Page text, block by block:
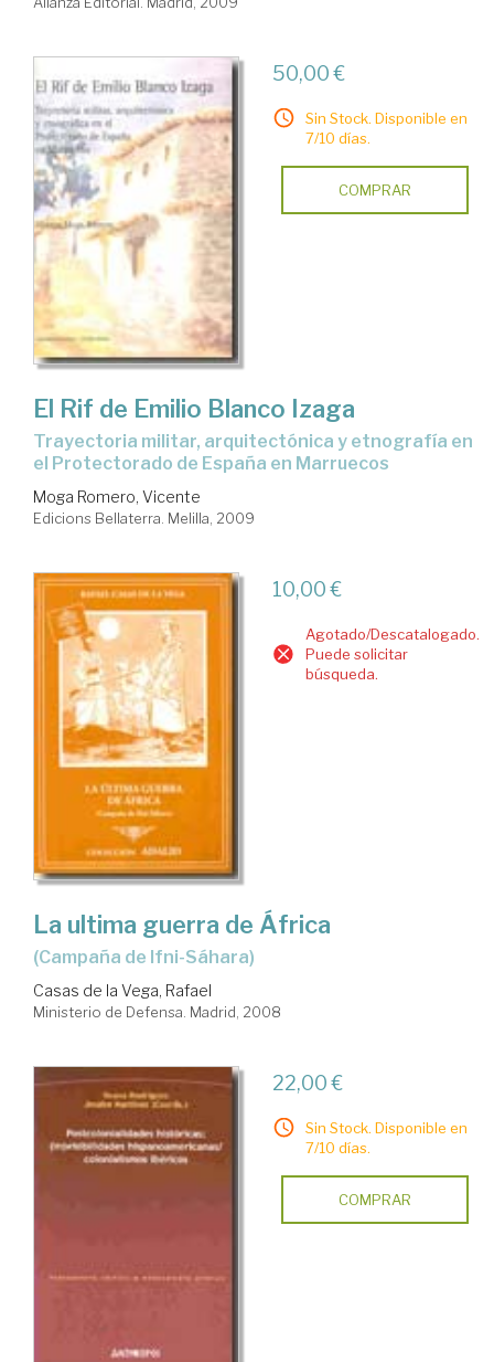
50,00 €
Sin Stock. Disponible en
7/10 días.
COMPRAR
El Rif de Emilio Blanco Izaga
Trayectoria militar, arquitectónica y etnografía en
el Protectorado de España en Marruecos
Moga Romero, Vicente
Edicions Bellaterra. Melilla, 2009
10,00 €
Agotado/Descatalogado.
Puede solicitar
búsqueda.
La ultima guerra de África
(campaña de Ifni-Sáhara)
Casas de la Vega, Rafael
Ministerio de Defensa. Madrid, 2008
22,00 €
Sin Stock. Disponible en
7/10 días.
COMPRAR